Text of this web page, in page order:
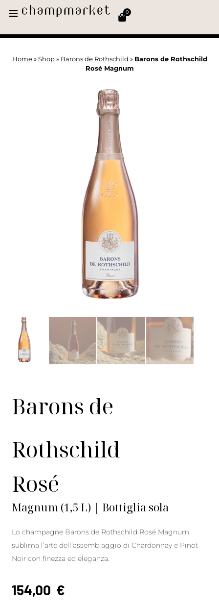
0
Home» Shop» Barons de Rothschild » Barons de Rothschild
Rosé Magnum
Barons de
Rothschild
Rosé
Magnum (1,5 L) | Bottiglia sola
Lo champagne Barons de Rothschild Rosé Magnum
sublima l’arte dell’assemblaggio di Chardonnay e Pinot
Noir con finezza ed eleganza.
154,00 €